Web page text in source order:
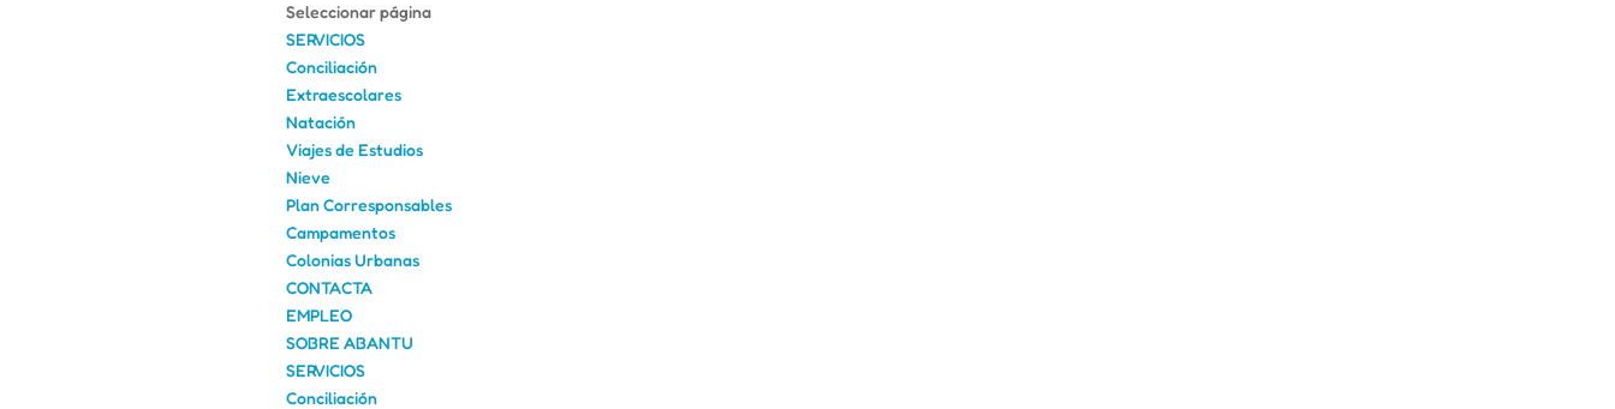
Seleccionar página
SERVICIOS
Conciliación
Extraescolares
Natación
Viajes de Estudios
Nieve
Plan Corresponsables
Campamentos
Colonias Urbanas
CONTACTA
EMPLEO
SOBRE ABANTU
SERVICIOS
Conciliación